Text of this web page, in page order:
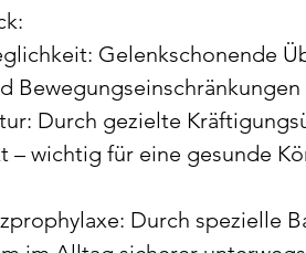
Gelenkschonende
Durch gezielte
– wichtig für eine gesunde
Durch spezielle